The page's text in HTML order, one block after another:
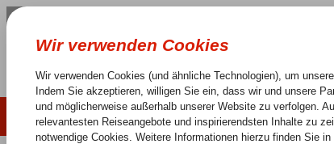
LAST MINUTE SOMMER 2026